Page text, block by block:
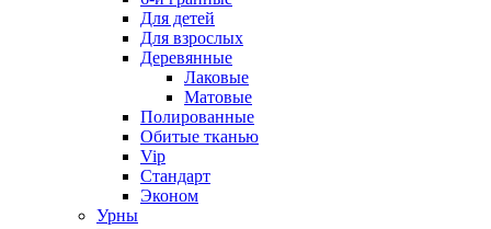
Для детей
Для взрослых
Деревянные
Лаковые
Матовые
Полированные
Обитые тканью
Vip
Стандарт
Эконом
Урны